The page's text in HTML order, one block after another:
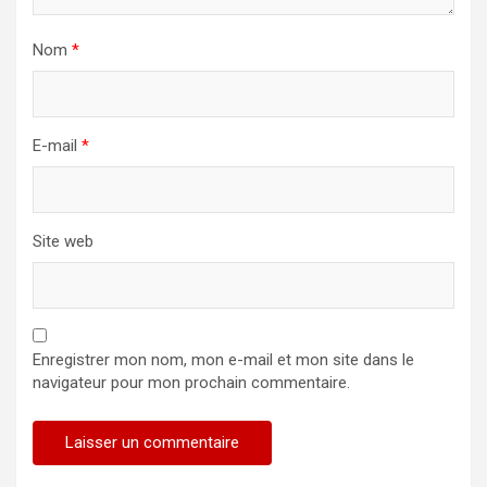
Nom *
E-mail *
Site web
Enregistrer mon nom, mon e-mail et mon site dans le
navigateur pour mon prochain commentaire.